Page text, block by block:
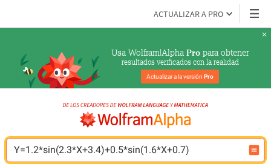
ACTUALIZAR A PRO
Usa Wolfram|Alpha Pro para obtener
resultados verificados con la realidad
Actualizar a la versión Pro
Y=1.2*sin(2.3*X+3.4)+0.5*sin(1.6*X+0.7)